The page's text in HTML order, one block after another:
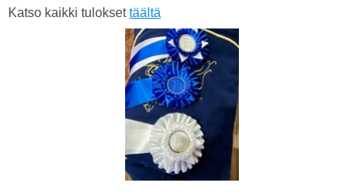
Katso kaikki tuloksettäältä